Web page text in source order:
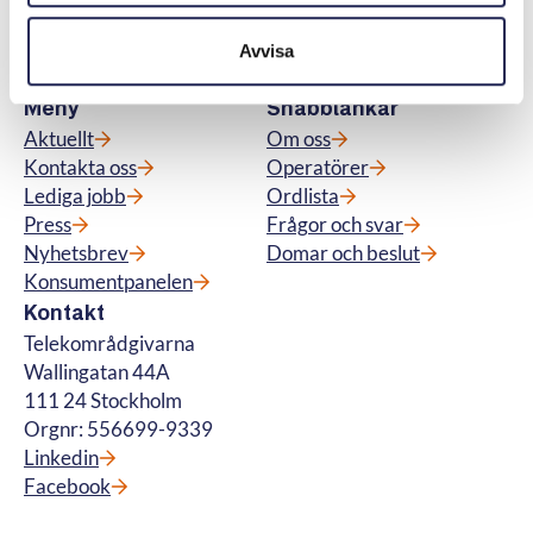
Avvisa
för fiberanslutning och vi hanterar
betalteletjänster. © Telekområdgivarna
2025
Meny
Aktuellt
Kontakta oss
Lediga jobb
Press
Nyhetsbrev
Konsumentpanelen
Snabblänkar
Om oss
Operatörer
Ordlista
Frågor och svar
Domar och beslut
Kontakt
Telekområdgivarna
Wallingatan 44A
111 24 Stockholm
Orgnr: 556699-9339
Linkedin
Facebook